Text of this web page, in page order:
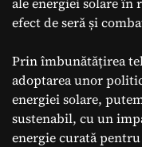
efect de seră și
Prin îmbunătățirea
adoptarea unor
energiei solare,
sustenabil, cu un
energie curată